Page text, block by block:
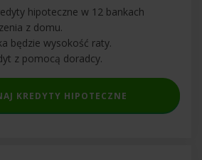
hipoteczne w 12 bankach
z domu.
będzie wysokość raty.
z pomocą doradcy.
KREDYTY HIPOTECZNE